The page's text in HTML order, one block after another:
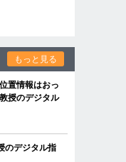
もっと見る
置情報はおっ
授のデジタル
のデジタル指